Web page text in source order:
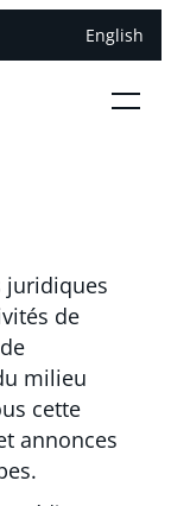
English
juridiques
de
milieu
cette
annonces